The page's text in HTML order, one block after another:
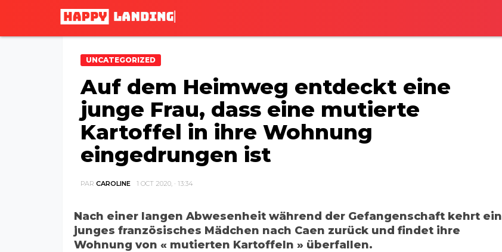
UNCATEGORIZED
Auf dem Heimweg entdeckt eine
junge Frau, dass eine mutierte
Kartoffel in ihre Wohnung
eingedrungen ist
PAR CAROLINE 1 OCT 2020, · 13:34
Nach einer langen Abwesenheit während der Gefangenschaft kehrt ein
junges französisches Mädchen nach Caen zurück und findet ihre
Wohnung von « mutierten Kartoffeln » überfallen.